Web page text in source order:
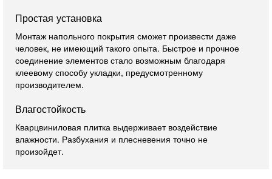
Простая установка
Монтаж напольного покрытия сможет произвести даже
человек, не имеющий такого опыта. Быстрое и прочное
соединение элементов стало возможным благодаря
клеевому способу укладки, предусмотренному
производителем.
Влагостойкость
Кварцвиниловая плитка выдерживает воздействие
влажности. Разбухания и плесневения точно не
произойдет.